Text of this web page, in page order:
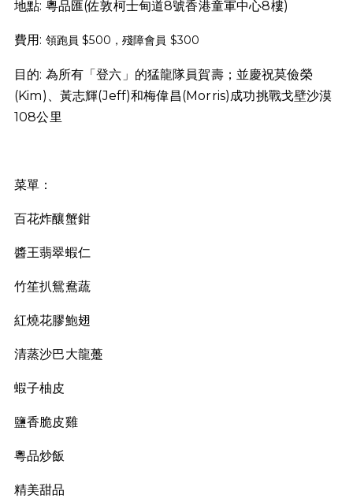
地點: 粵品匯(佐敦柯士甸道8號香港童軍中心8樓)
費用: 領跑員 $500，殘障會員 $300
目的: 為所有「登六」的猛龍隊員賀壽；並慶祝莫儉榮
(Kim)、黃志輝(Jeff)和梅偉昌(Morris)成功挑戰戈壁沙漠
108公里
菜單：
百花炸釀蟹鉗
醬王翡翠蝦仁
竹笙扒鴛鴦蔬
紅燒花膠鮑翅
清蒸沙巴大龍躉
蝦子柚皮
鹽香脆皮雞
粵品炒飯
精美甜品